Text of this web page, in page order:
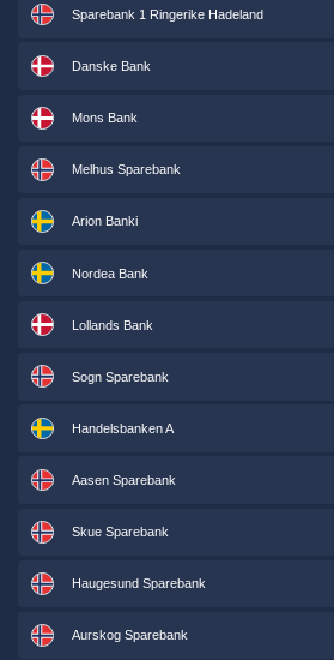
Sparebank 1 Ringerike Hadeland
Danske Bank
Mons Bank
Melhus Sparebank
Arion Banki
Nordea Bank
Lollands Bank
Sogn Sparebank
Handelsbanken A
Aasen Sparebank
Skue Sparebank
Haugesund Sparebank
Aurskog Sparebank